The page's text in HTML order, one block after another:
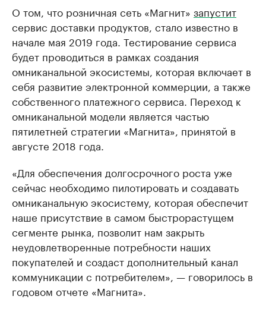
О том, что розничная сеть «Магнит» запустит
сервис доставки продуктов, стало известно в
начале мая 2019 года. Тестирование сервиса
будет проводиться в рамках создания
омниканальной экосистемы, которая включает в
себя развитие электронной коммерции, а также
собственного платежного сервиса. Переход к
омниканальной модели является частью
пятилетней стратегии «Магнита», принятой в
августе 2018 года.
«Для обеспечения долгосрочного роста уже
сейчас необходимо пилотировать и создавать
омниканальную экосистему, которая обеспечит
наше присутствие в самом быстрорастущем
сегменте рынка, позволит нам закрыть
неудовлетворенные потребности наших
покупателей и создаст дополнительный канал
коммуникации с потребителем», — говорилось в
годовом отчете «Магнита».